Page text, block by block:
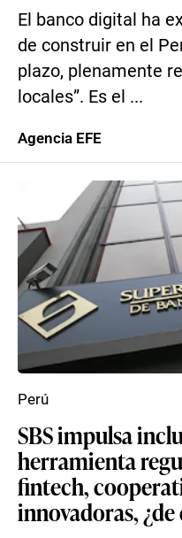
El banco digital ha
de construir en el
plazo, plenamente
locales”. Es el ...
Agencia EFE
SBS impulsa
herramienta
fintech,
innovadoras,
Perú